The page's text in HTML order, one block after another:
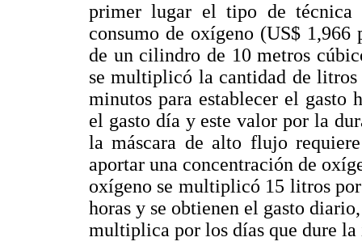
primer lugar el tipo de
consumo de oxígeno (US$
de un cilindro de 10 metros
se multiplicó la cantidad de
minutos para establecer el gasto
el gasto día y este valor por la
la máscara de alto flujo
aportar una concentración de
oxígeno se multiplicó 15 litros
horas y se obtienen el gasto
multiplica por los días que dure